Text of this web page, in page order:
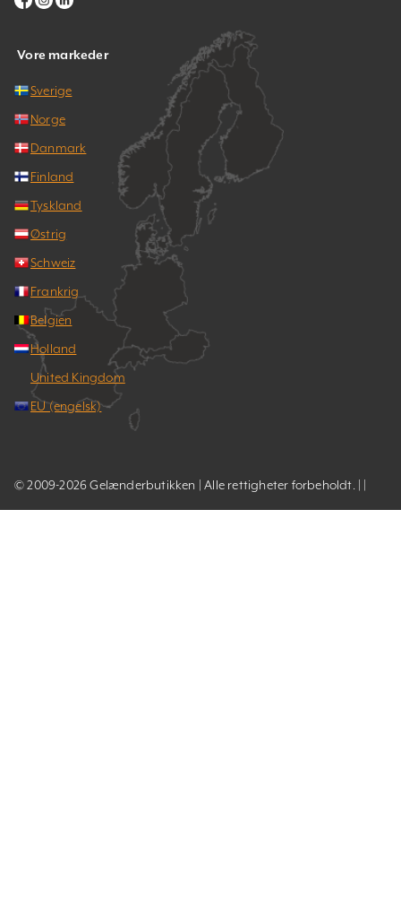
Vore markeder
Sverige
Norge
Danmark
Finland
Tyskland
Østrig
Schweiz
Frankrig
Belgien
Holland
United Kingdom
EU (engelsk)
© 2009-2026 Gelænderbutikken | Alle rettigheter forbeholdt. | |